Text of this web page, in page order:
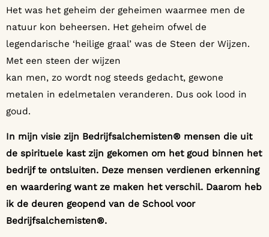
Het was het geheim der geheimen waarmee men de
natuur kon beheersen. Het geheim ofwel de
legendarische ‘heilige graal’ was de Steen der Wijzen.
Met een steen der wijzen
kan men, zo wordt nog steeds gedacht, gewone
metalen in edelmetalen veranderen. Dus ook lood in
goud.
In mijn visie zijn Bedrijfsalchemisten® mensen die uit
de spirituele kast zijn gekomen om het goud binnen het
bedrijf te ontsluiten. Deze mensen verdienen erkenning
en waardering want ze maken het verschil. Daarom heb
ik de deuren geopend van de School voor
Bedrijfsalchemisten®.